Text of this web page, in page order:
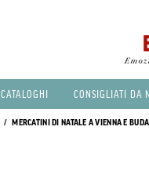
CATALOGHI CONSIGLIATI DA
MERCATINI DI NATALE A VIENNA E